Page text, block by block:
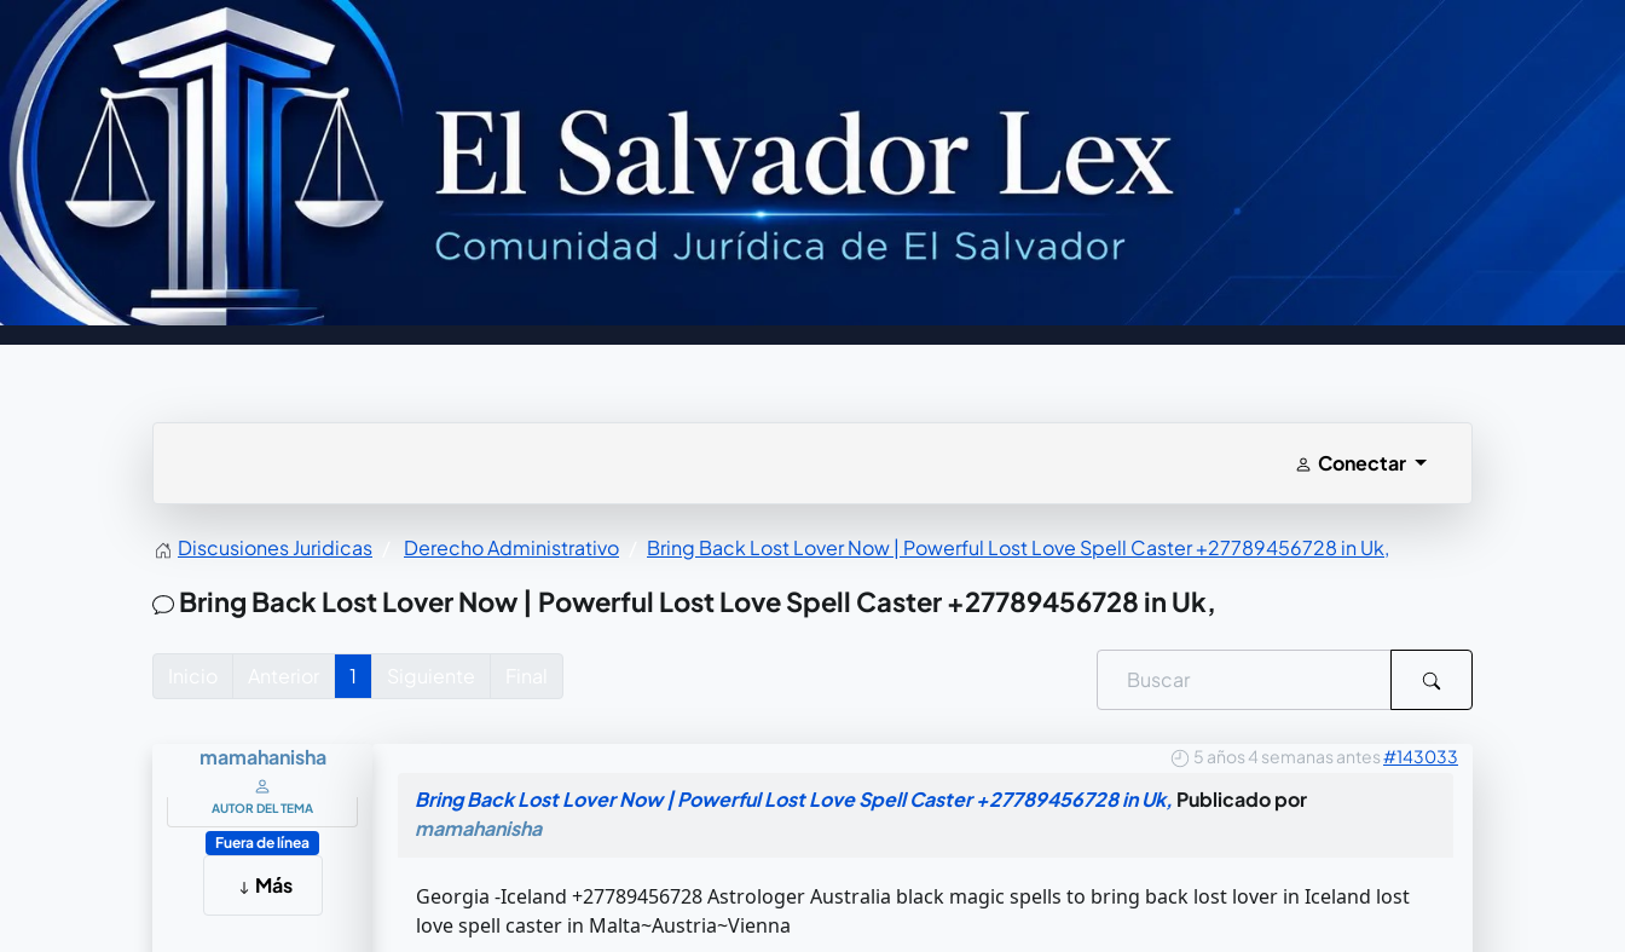
Conectar
Discusiones Juridicas Derecho Administrativo Bring Back Lost Lover Now | Powerful Lost Love Spell Caster‎ +27789456728 in Uk,
Bring Back Lost Lover Now | Powerful Lost Love Spell Caster‎ +27789456728 in Uk,
1
mamahanisha
AUTOR DEL TEMA
Fuera de línea
Más
5 años 4 semanas antes#143033
Bring Back Lost Lover Now | Powerful Lost Love Spell Caster‎ +27789456728 in Uk, Publicado por
mamahanisha
Georgia -Iceland +27789456728 Astrologer Australia black magic spells to bring back lost lover in Iceland lost
love spell caster in Malta~Austria~Vienna